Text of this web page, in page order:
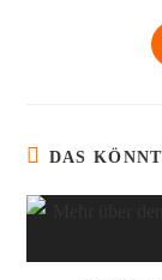
DAS